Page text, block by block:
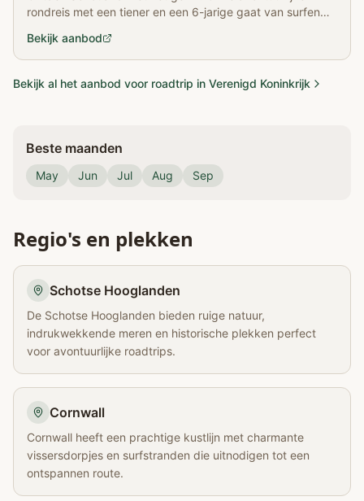
rondreis met een tiener en een 6-jarige gaat van surfen
keren.
Bekijk aanbod
Bekijk al het aanbod voor roadtrip in Verenigd Koninkrijk
Beste maanden
May Jun Jul Aug Sep
Regio's en plekken
Schotse Hooglanden
De Schotse Hooglanden bieden ruige natuur,
indrukwekkende meren en historische plekken perfect
voor avontuurlijke roadtrips.
Cornwall
Cornwall heeft een prachtige kustlijn met charmante
vissersdorpjes en surfstranden die uitnodigen tot een
ontspannen route.